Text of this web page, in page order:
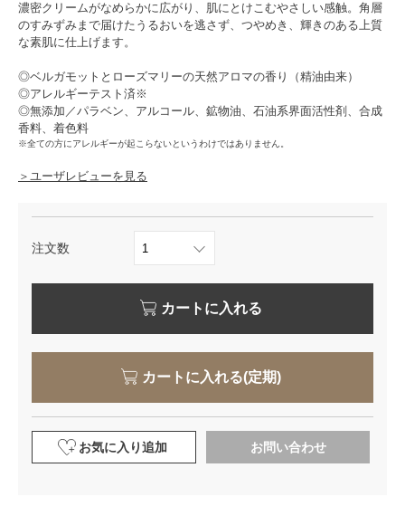
濃密クリームがなめらかに広がり、肌にとけこむやさしい感触。角層
のすみずみまで届けたうるおいを逃さず、つやめき、輝きのある上質
な素肌に仕上げます。
◎ベルガモットとローズマリーの天然アロマの香り（精油由来）
◎アレルギーテスト済※
◎無添加／パラベン、アルコール、鉱物油、石油系界面活性剤、合成
香料、着色料
※全ての方にアレルギーが起こらないというわけではありません。
＞ユーザレビューを見る
注文数
カートに入れる
カートに入れる(定期)
お気に入り追加 お問い合わせ